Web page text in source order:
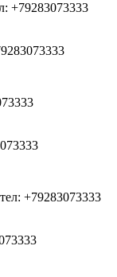
+79283073333
тел: +79283073333